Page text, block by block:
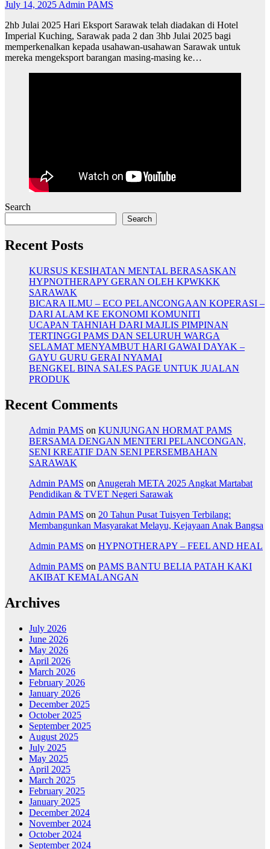
July 14, 2025 Admin PAMS
2hb Julai 2025 Hari Eksport Sarawak telah diadakan di Hotel
Imperial Kuching, Sarawak pada 2 dan 3hb Julai 2025 bagi
memperkenalkan kepada usahawan-usahawan Sarawak untuk
mereka mengeksport barangan masing-masing ke…
Search
Search
Recent Posts
KURSUS KESIHATAN MENTAL BERASASKAN
HYPNOTHERAPY GERAN OLEH KPWKKK
SARAWAK
BICARA ILMU – ECO PELANCONGAAN KOPERASI –
DARI ALAM KE EKONOMI KOMUNITI
UCAPAN TAHNIAH DARI MAJLIS PIMPINAN
TERTINGGI PAMS DAN SELURUH WARGA
SELAMAT MENYAMBUT HARI GAWAI DAYAK –
GAYU GURU GERAI NYAMAI
BENGKEL BINA SALES PAGE UNTUK JUALAN
PRODUK
Recent Comments
Admin PAMS on KUNJUNGAN HORMAT PAMS
BERSAMA DENGAN MENTERI PELANCONGAN,
SENI KREATIF DAN SENI PERSEMBAHAN
SARAWAK
Admin PAMS on Anugerah META 2025 Angkat Martabat
Pendidikan & TVET Negeri Sarawak
Admin PAMS on 20 Tahun Pusat Tuisyen Terbilang:
Membangunkan Masyarakat Melayu, Kejayaan Anak Bangsa
Admin PAMS on HYPNOTHERAPY – FEEL AND HEAL
Admin PAMS on PAMS BANTU BELIA PATAH KAKI
AKIBAT KEMALANGAN
Archives
July 2026
June 2026
May 2026
April 2026
March 2026
February 2026
January 2026
December 2025
October 2025
September 2025
August 2025
July 2025
May 2025
April 2025
March 2025
February 2025
January 2025
December 2024
November 2024
October 2024
September 2024